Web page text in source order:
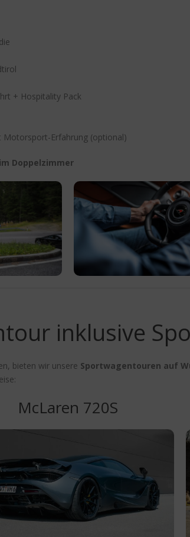
+ Hospitality Pack
Motorsport-Erfahrung (optional)
Doppelzimmer
inklusive
bieten wir unsere Sportwagentouren auf
McLaren 720S